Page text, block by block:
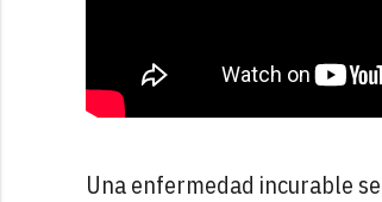
Una enfermedad incurable